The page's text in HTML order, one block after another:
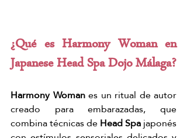
¿Qué es Harmony Woman en
Japanese Head Spa Dojo Málaga?
Harmony Woman es un ritual de autor
creado para embarazadas, que
combina técnicas de Head Spa japonés